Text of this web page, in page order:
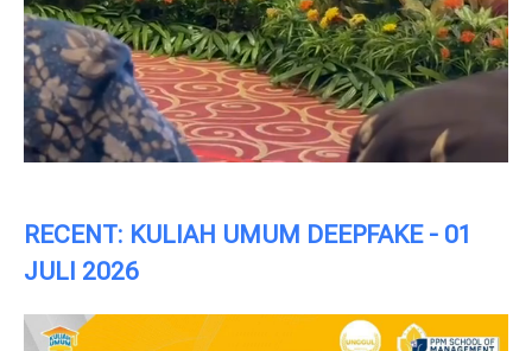
RECENT: KULIAH UMUM DEEPFAKE - 01
JULI 2026